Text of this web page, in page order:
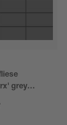
grey
x 29,7 x